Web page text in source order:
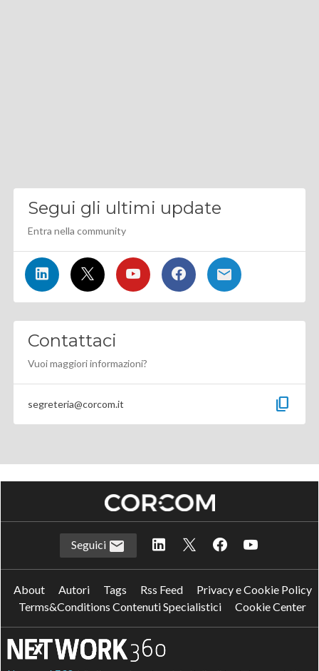
Segui gli ultimi update
Entra nella community
Contattaci
Vuoi maggiori informazioni?
segreteria@corcom.it content_copy
Seguici
About Autori Tags Rss Feed
Privacy e Cookie Policy
Terms&Conditions Contenuti Specialistici
Cookie Center